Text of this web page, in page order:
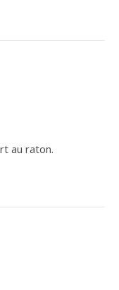
au raton.